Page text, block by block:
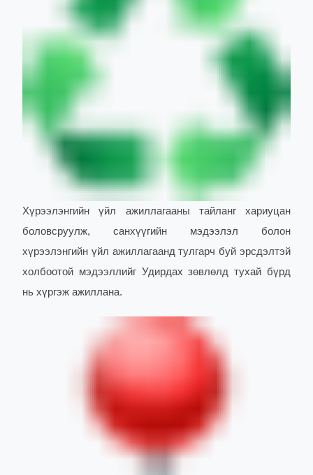
Хүрээлэнгийн үйл ажиллагааны тайланг хариуцан
боловсруулж, санхүүгийн мэдээлэл болон
хүрээлэнгийн үйл ажиллагаанд тулгарч буй эрсдэлтэй
холбоотой мэдээллийг Удирдах зөвлөлд тухай бүрд
нь хүргэж ажиллана.